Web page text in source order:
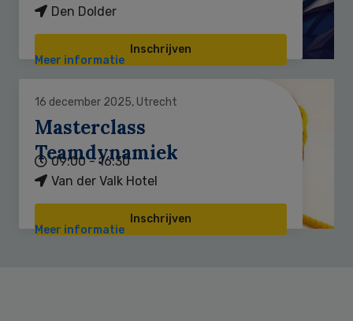
Den Dolder
Inschrijven
Meer informatie
16 december 2025, Utrecht
Masterclass
Teamdynamiek
09:00 - 16:30
Van der Valk Hotel
Inschrijven
Meer informatie